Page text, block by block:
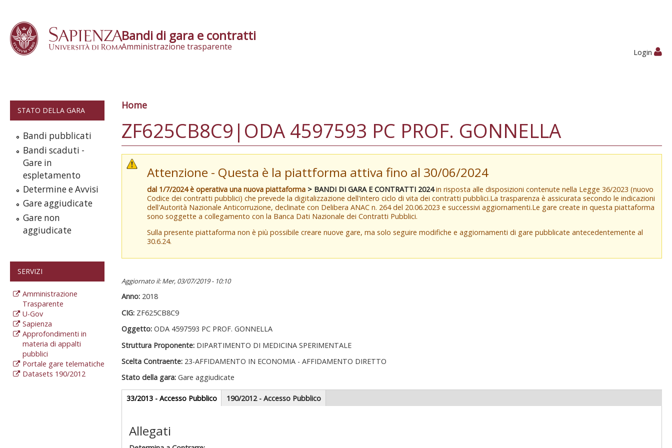
Bandi di gara e contratti
Amministrazione trasparente
Login
STATO DELLA GARA
Bandi pubblicati
Bandi scaduti -
Gare in
espletamento
Determine e Avvisi
Gare aggiudicate
Gare non
aggiudicate
SERVIZI
Amministrazione
Trasparente
U-Gov
Sapienza
Approfondimenti in
materia di appalti
pubblici
Portale gare telematiche
Datasets 190/2012
Tu sei qui
Home
ZF625CB8C9|ODA 4597593 PC PROF. GONNELLA
Attenzione - Questa è la piattforma attiva fino al 30/06/2024
dal 1/7/2024 è operativa una nuova piattaforma > BANDI DI GARA E CONTRATTI 2024in risposta alle disposizioni contenute nella Legge 36/2023 (nuovo
Codice dei contratti pubblici) che prevede la digitalizzazione dell'intero ciclo di vita dei contratti pubblici.La trasparenza è assicurata secondo le indicazioni
dell'Autorità Nazionale Anticorruzione, declinate con Delibera ANAC n. 264 del 20.06.2023 e successivi aggiornamenti.Le gare create in questa piattaforma
sono soggette a collegamento con la Banca Dati Nazionale dei Contratti Pubblici.
Sulla presente piattaforma non è più possibile creare nuove gare, ma solo seguire modifiche e aggiornamenti di gare pubblicate antecedentemente al
30.6.24.
Aggiornato il: Mer, 03/07/2019 - 10:10
Anno: 2018
CIG: ZF625CB8C9
Oggetto: ODA 4597593 PC PROF. GONNELLA
Struttura Proponente: DIPARTIMENTO DI MEDICINA SPERIMENTALE
Scelta Contraente: 23-AFFIDAMENTO IN ECONOMIA - AFFIDAMENTO DIRETTO
Stato della gara: Gare aggiudicate
Gare appalti
33/2013 - Accesso Pubblico(scheda
attiva)
190/2012 - Accesso Pubblico
Sezione redazionale
Allegati